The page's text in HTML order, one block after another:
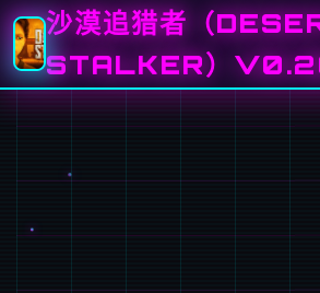
沙漠追猎者（
STALKER）